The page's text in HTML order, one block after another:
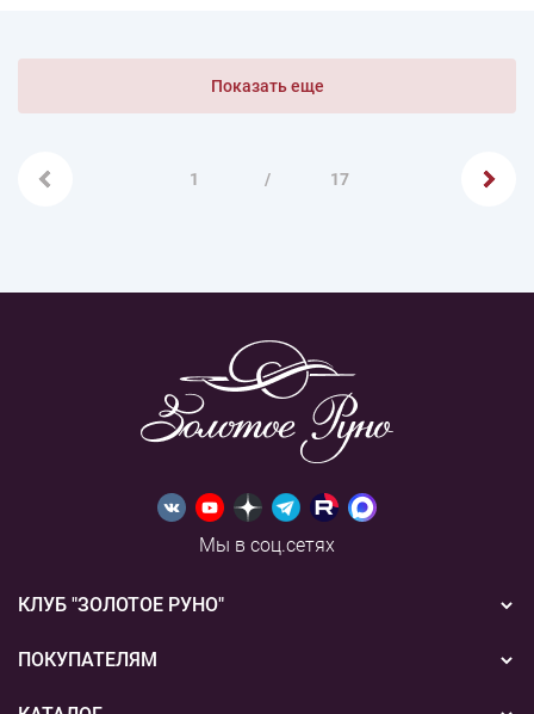
Показать еще
1 / 17
Мы в соц.сетях
КЛУБ "ЗОЛОТОЕ РУНО"
Новости
Акции
ПОКУПАТЕЛЯМ